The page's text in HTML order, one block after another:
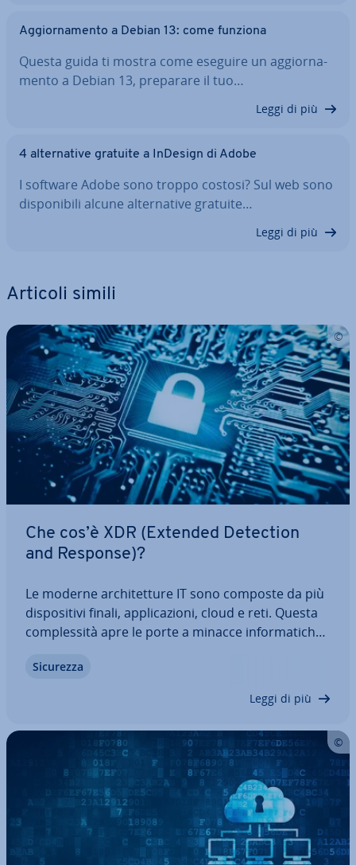
Ag­gior­na­men­to a Debian 13: come funziona
Questa guida ti mostra come eseguire un ag­gior­na­
men­to a Debian 13, preparare il tuo…
Leggi di più
4 al­ter­na­ti­ve gratuite a InDesign di Adobe
I software Adobe sono troppo costosi? Sul web sono
di­spo­ni­bi­li alcune al­ter­na­ti­ve gratuite…
Leggi di più
Articoli simili
Che cos’è XDR (Extended Detection
and Response)?
Le moderne ar­chi­tet­tu­re IT sono composte da più
di­spo­si­ti­vi finali, ap­pli­ca­zio­ni, cloud e reti. Questa
com­ples­si­tà apre le porte a minacce in­for­ma­ti­che
di con­tra­sta­te in modo af­fi­da­bi­le. XDR (Extended
Sicurezza
Leggi di più